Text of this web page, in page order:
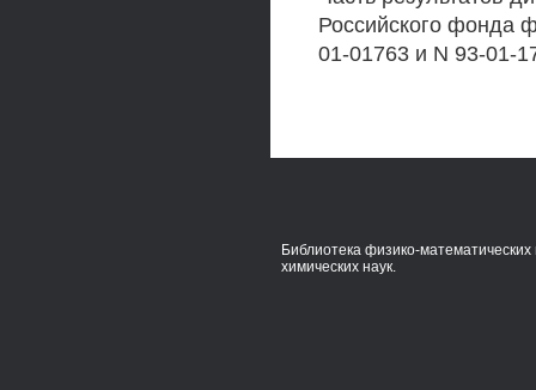
Российского фонда
01-01763 и N 93-01-
Библиотека физико-математических
химических наук.